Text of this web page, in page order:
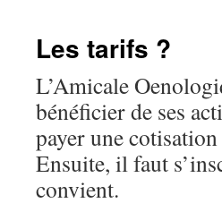
Les tarifs ?
L’Amicale
bénéficier de ses
payer une
Ensuite, il faut
convient.